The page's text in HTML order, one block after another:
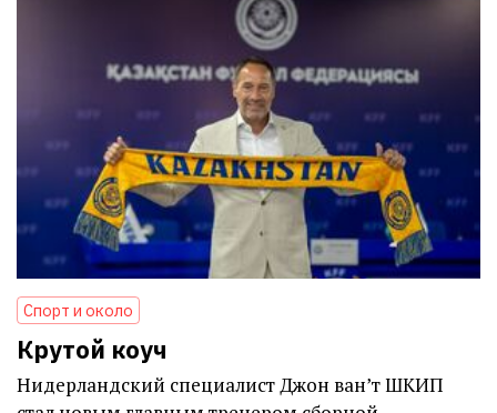
Спорт и около
Крутой коуч
Нидерландский специалист Джон ван’т ШКИП